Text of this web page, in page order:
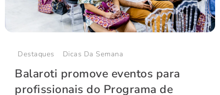
Destaques Dicas Da Semana
Balaroti promove eventos para
profissionais do Programa de